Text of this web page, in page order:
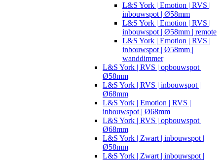
L&S York | Emotion | RVS |
inbouwspot | Ø58mm
L&S York | Emotion | RVS |
inbouwspot | Ø58mm | remote
L&S York | Emotion | RVS |
inbouwspot | Ø58mm |
wanddimmer
L&S York | RVS | opbouwspot |
Ø58mm
L&S York | RVS | inbouwspot |
Ø68mm
L&S York | Emotion | RVS |
inbouwspot | Ø68mm
L&S York | RVS | opbouwspot |
Ø68mm
L&S York | Zwart | inbouwspot |
Ø58mm
L&S York | Zwart | inbouwspot |